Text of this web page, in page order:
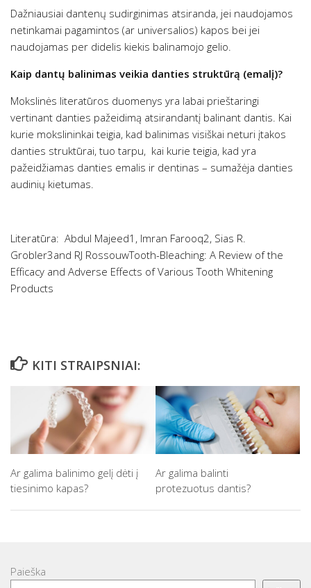
Dažniausiai dantenų sudirginimas atsiranda, jei naudojamos
netinkamai pagamintos (ar universalios) kapos bei jei
naudojamas per didelis kiekis balinamojo gelio.
Kaip dantų balinimas veikia danties struktūrą (emalį)?
Mokslinės literatūros duomenys yra labai prieštaringi
vertinant danties pažeidimą atsirandantį balinant dantis. Kai
kurie mokslininkai teigia, kad balinimas visiškai neturi įtakos
danties struktūrai, tuo tarpu, kai kurie teigia, kad yra
pažeidžiamas danties emalis ir dentinas – sumažėja danties
audinių kietumas.
Literatūra: Abdul Majeed1 , Imran Farooq2, Sias R.
Grobler3and RJ RossouwTooth-Bleaching: A Review of the
Efficacy and Adverse Effects of Various Tooth Whitening
Products
KITI STRAIPSNIAI:
Ar galima balinimo gelį dėti į
tiesinimo kapas?
Ar galima balinti
protezuotus dantis?
Paieška